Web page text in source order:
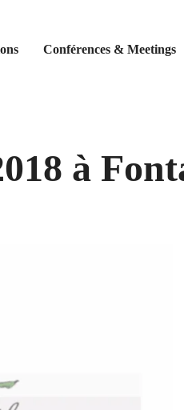
Conférences & Meetings
à